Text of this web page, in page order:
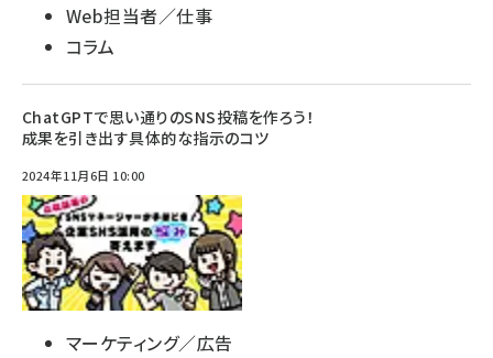
Web担当者／仕事
コラム
ChatGPTで思い通りのSNS投稿を作ろう！
成果を引き出す具体的な指示のコツ
2024年11月6日 10:00
マーケティング／広告